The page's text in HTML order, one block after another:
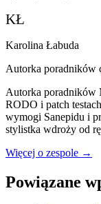
KŁ
Karolina Łabuda
Autorka poradników
Autorka poradników
RODO i patch
wymogi Sanepidu i
stylistka wdroży od
Więcej o zespole →
Powiązane